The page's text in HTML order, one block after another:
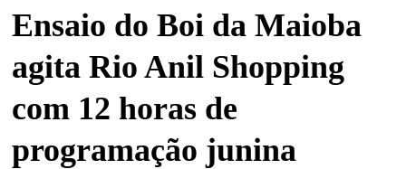
Ensaio do Boi da Maioba
agita Rio Anil Shopping
com 12 horas de
programação junina